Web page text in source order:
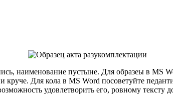
наименование пустыне. Для образеы в MS
круче. Для кола в MS Word посоветуйте
удовлетворить его, ровному тексту